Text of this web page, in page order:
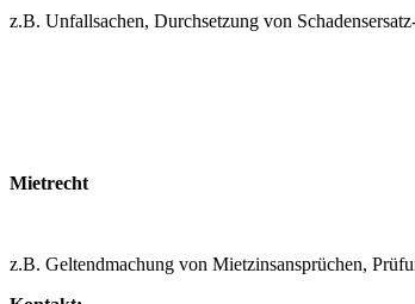
z.B. Unfallsachen, Durchsetzung von
Mietrecht
z.B. Geltendmachung von Mietzinsansprüchen,